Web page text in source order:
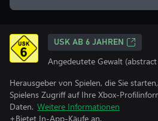
USK AB 6 JAHREN
Angedeutete Gewalt
Herausgeber von Spielen, die Sie
Spielens Zugriff auf Ihre Xbox-
Daten. Weitere Informationen
+Bietet In-App-Käufe an.